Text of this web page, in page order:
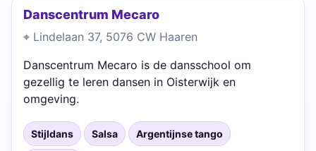
Danscentrum Mecaro
Lindelaan 37, 5076 CW Haaren
Danscentrum Mecaro is de dansschool om
gezellig te leren dansen in Oisterwijk en
omgeving.
Stijldans Salsa Argentijnse tango